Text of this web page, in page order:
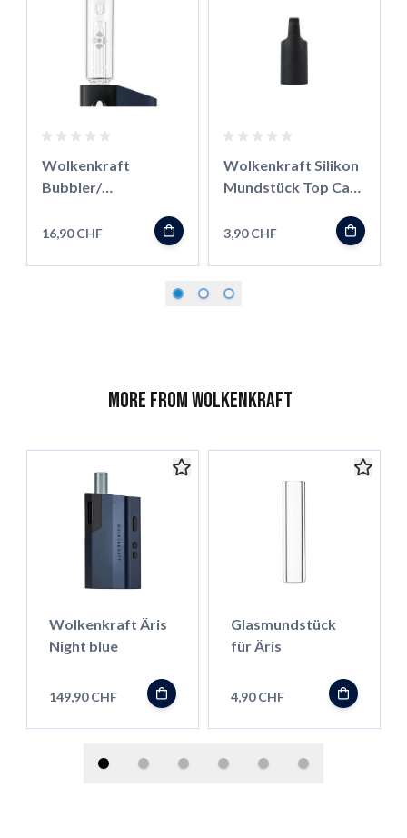
Wolkenkraft
Bubbler/
Mini
16,90 CHF
Wolkenkraft Silikon
Mundstück Top Cap
3,90 CHF
More from Wolkenkraft
Wolkenkraft Äris
Night blue
149,90 CHF
Glasmundstück
für Äris
4,90 CHF